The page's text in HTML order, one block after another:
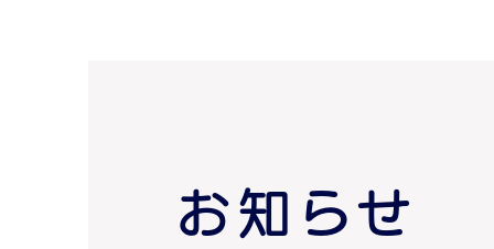
お知らせ